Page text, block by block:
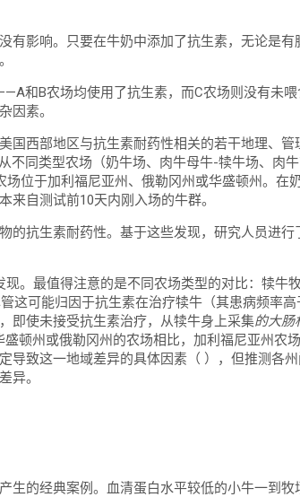
有影响。只要在牛奶中添加了抗生素，无论是有
和B农场均使用了抗生素，而C农场则没有未
因素。
国西部地区与抗生素耐药性相关的若干地理、管
不同类型农场（奶牛场、肉牛母牛-犊牛场、肉
位于加利福尼亚州、俄勒冈州或华盛顿州。在
自测试前10天内刚入场的牛群。
的抗生素耐药性。基于这些发现，研究人员进行
。最值得注意的是不同农场类型的对比：犊牛
这可能归因于抗生素在治疗犊牛（其患病频率高
即使未接受抗生素治疗，从犊牛身上采集的大肠
顿州或俄勒冈州的农场相比，加利福尼亚州农
导致这一地域差异的具体因素（ ），但推测各
异。
生的经典案例。血清蛋白水平较低的小牛一到牧